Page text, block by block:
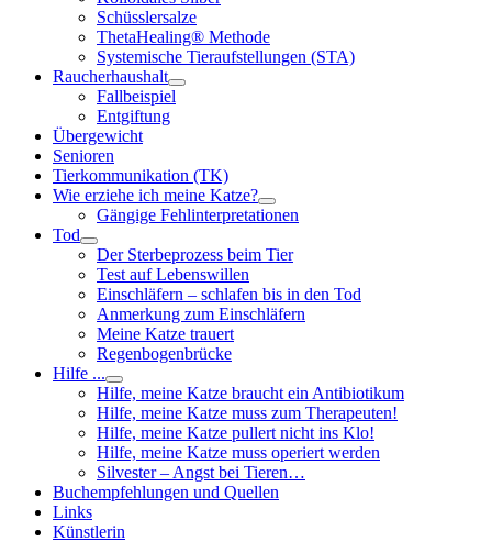
Schüsslersalze
ThetaHealing® Methode
Systemische Tieraufstellungen (STA)
Raucherhaushalt
Fallbeispiel
Entgiftung
Übergewicht
Senioren
Tierkommunikation (TK)
Wie erziehe ich meine Katze?
Gängige Fehlinterpretationen
Tod
Der Sterbeprozess beim Tier
Test auf Lebenswillen
Einschläfern – schlafen bis in den Tod
Anmerkung zum Einschläfern
Meine Katze trauert
Regenbogenbrücke
Hilfe ...
Hilfe, meine Katze braucht ein Antibiotikum
Hilfe, meine Katze muss zum Therapeuten!
Hilfe, meine Katze pullert nicht ins Klo!
Hilfe, meine Katze muss operiert werden
Silvester – Angst bei Tieren…
Buchempfehlungen und Quellen
Links
Künstlerin